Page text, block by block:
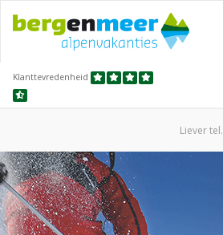
Klanttevredenheid
Liever tel.